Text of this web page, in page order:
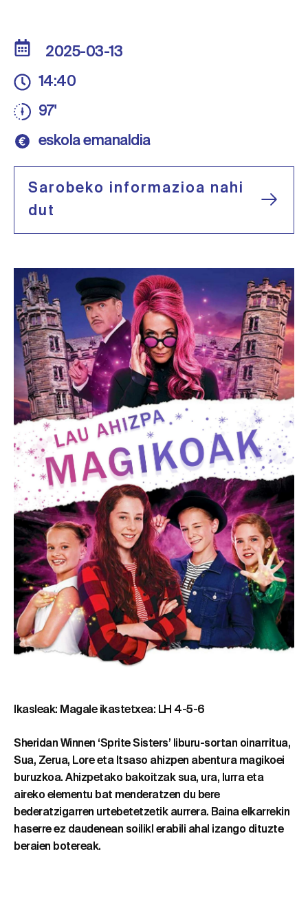
2025-03-13
14:40
97'
eskola emanaldia
Sarobeko informazioa nahi
dut
Ikasleak: Magale ikastetxea: LH 4-5-6
Sheridan Winnen ‘Sprite Sisters’ liburu-sortan oinarritua,
Sua, Zerua, Lore eta Itsaso ahizpen abentura magikoei
buruzkoa. Ahizpetako bakoitzak sua, ura, lurra eta
aireko elementu bat menderatzen du bere
bederatzigarren urtebetetzetik aurrera. Baina elkarrekin
haserre ez daudenean soilikl erabili ahal izango dituzte
beraien botereak.